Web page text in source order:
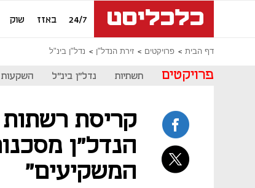
24/7 באזז שוק
דף הבית פרויקטים זירת הנדל"ן נדל"ן בינ"ל
פרויקטים תשתיות נדל"ן בינ"ל השקעות
קריסת
הנדל"ן
המשקיעים"